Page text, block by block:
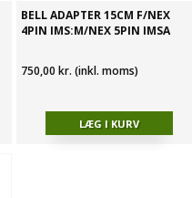
BELL ADAPTER 15CM F/NEX
4PIN IMS:M/NEX 5PIN IMSA
750,00 kr. (inkl. moms)